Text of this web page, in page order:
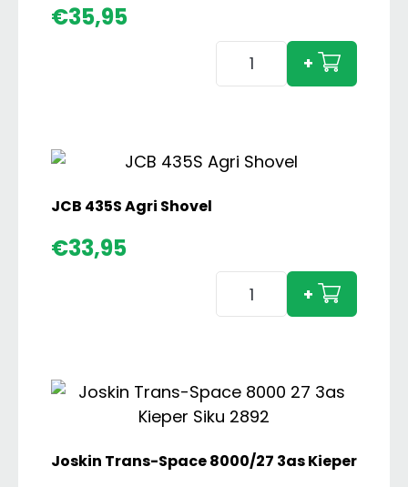
€35,95
+
JCB 435S Agri Shovel
€33,95
435S
aantal
+
Joskin Trans-Space 8000/27 3as Kieper